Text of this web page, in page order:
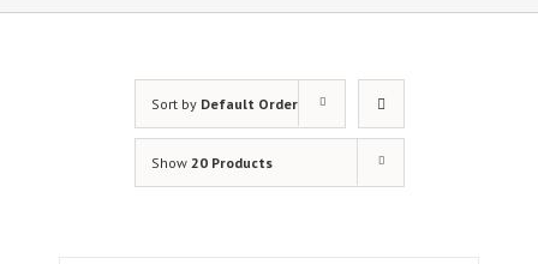
Sort by Default Order
Show 20 Products